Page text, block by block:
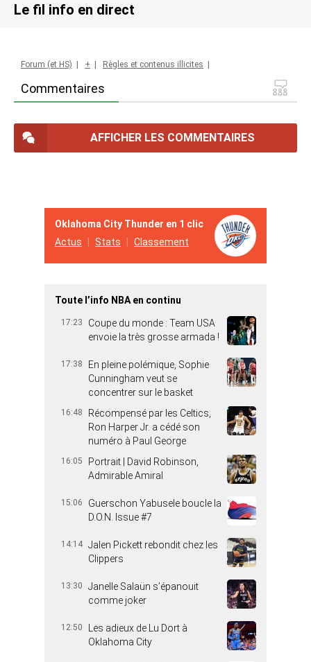
Le fil info en direct
Commentaires
Forum (et HS) | + | Règles et contenus illicites |
AFFICHER LES COMMENTAIRES
Oklahoma City Thunder en 1 clic
Actus
Stats Classement
Toute l’info NBA en continu
17:23
Coupe du monde : Team USA
envoie la très grosse armada !
17:38
En pleine polémique, Sophie
Cunningham veut se
concentrer sur le basket
16:48
Récompensé par les Celtics,
Ron Harper Jr. a cédé son
numéro à Paul George
16:05
Portrait | David Robinson,
Admirable Amiral
15:06
Guerschon Yabusele boucle la
D.O.N. Issue #7
14:14 Jalen Pickett rebondit chez les
Clippers
13:30
Janelle Salaün s’épanouit
comme joker
12:50
Les adieux de Lu Dort à
Oklahoma City